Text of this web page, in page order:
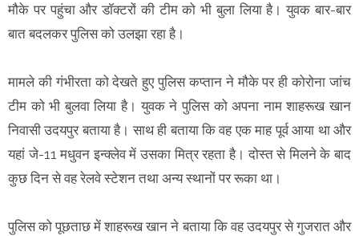
मौके पर पहुंचा और डॉक्टरों की टीम को भी बुला लिया है। युवक बार-बार
बात बदलकर पुलिस को उलझा रहा है।
मामले की गंभीरता को देखते हुए पुलिस कप्तान ने मौके पर ही कोरोना जांच
टीम को भी बुलवा लिया है। युवक ने पुलिस को अपना नाम शाहरूख खान
निवासी उदयपुर बताया है। साथ ही बताया कि वह एक माह पूर्व आया था और
यहां जे-11 मधुवन इन्क्लेव में उसका मित्र रहता है। दोस्त से मिलने के बाद
कुछ दिन से वह रेलवे स्टेशन तथा अन्य स्थानों पर रूका था।
पुलिस को पूछताछ में शाहरूख खान ने बताया कि वह उदयपुर से गुजरात और